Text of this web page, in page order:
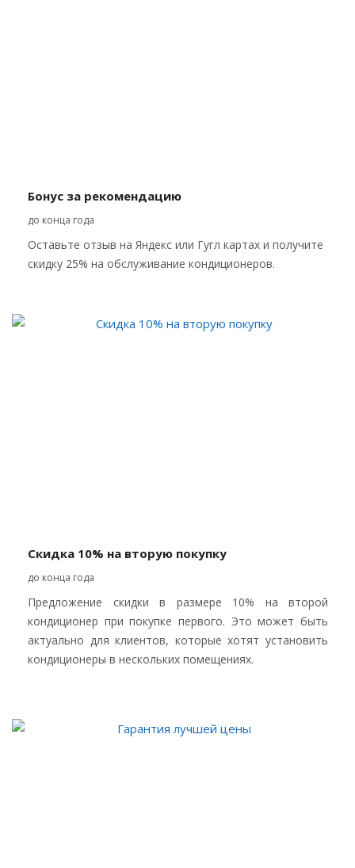
Бонус за рекомендацию
до конца года
Оставьте отзыв на Яндекс или Гугл картах и получите
скидку 25% на обслуживание кондиционеров.
Скидка 10% на вторую покупку
до конца года
Предложение скидки в размере 10% на второй
кондиционер при покупке первого. Это может быть
актуально для клиентов, которые хотят установить
кондиционеры в нескольких помещениях.